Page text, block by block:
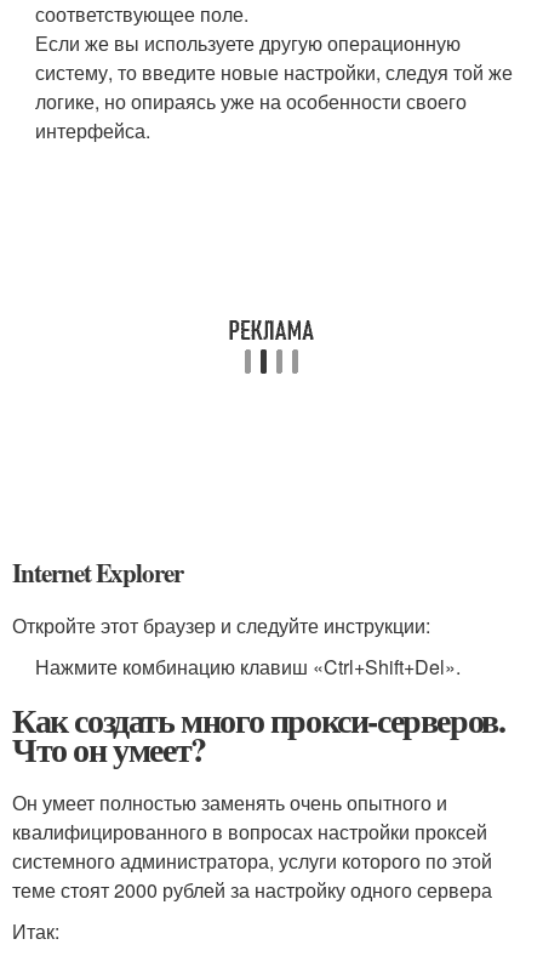
соответствующее поле.
Если же вы используете другую операционную
систему, то введите новые настройки, следуя той же
логике, но опираясь уже на особенности своего
интерфейса.
Internet Explorer
Откройте этот браузер и следуйте инструкции:
Нажмите комбинацию клавиш «Ctrl+Shift+Del».
Как создать много прокси-серверов.
Что он умеет?
Он умеет полностью заменять очень опытного и
квалифицированного в вопросах настройки проксей
системного администратора, услуги которого по этой
теме стоят 2000 рублей за настройку одного сервера
Итак: